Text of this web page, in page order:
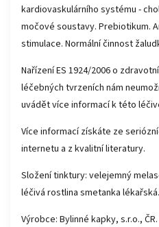
kardiovaskulárního systému -
močové soustavy. Prebiotikum.
stimulace. Normální činnost
Nařízení ES 1924/2006 o
léčebných tvrzeních nám
uvádět více informací k této
Více informací získáte ze
internetu a z kvalitní literatury.
Složení tinktury: velejemný
léčivá rostlina smetanka lékařská.
Výrobce: Bylinné kapky, s.r.o.,